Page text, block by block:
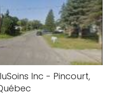
Inc - Pincourt,